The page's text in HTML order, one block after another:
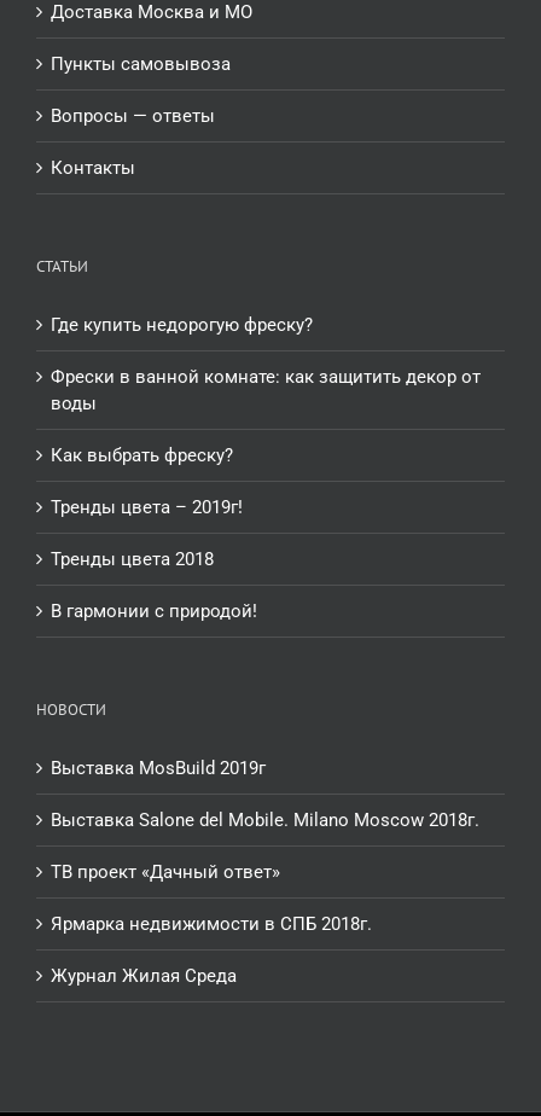
Доставка Москва и МО
Пункты самовывоза
Вопросы — ответы
Контакты
СТАТЬИ
Где купить недорогую фреску?
Фрески в ванной комнате: как защитить декор от
воды
Как выбрать фреску?
Тренды цвета – 2019г!
Тренды цвета 2018
В гармонии с природой!
НОВОСТИ
Выставка MosBuild 2019г
Выставка Salone del Mobile. Milano Moscow 2018г.
ТВ проект «Дачный ответ»
Ярмарка недвижимости в СПБ 2018г.
Журнал Жилая Среда